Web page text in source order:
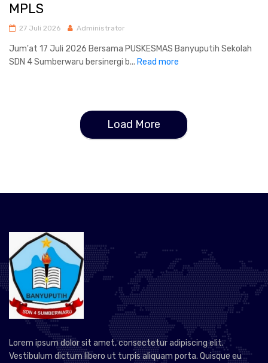
MPLS
27 Juli 2026 Administrator
Jum'at 17 Juli 2026 Bersama PUSKESMAS Banyuputih Sekolah
SDN 4 Sumberwaru bersinergi b... Read more
Load More
Lorem ipsum dolor sit amet, consectetur adipiscing elit.
Vestibulum dictum libero ut turpis aliquam porta. Quisque eu